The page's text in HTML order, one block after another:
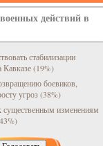
действий в
стабилизации
Кавказе (19%)
боевиков,
угроз (38%)
существенным изменениям